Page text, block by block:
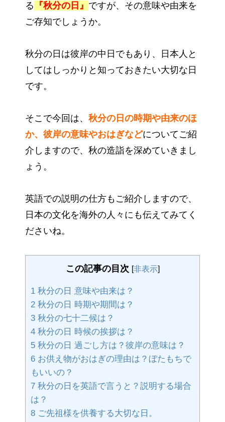
る 『秋分の日』 ですが、その意味や由来を
ご存知でしょうか。
秋分の日は彼岸の中日でもあり、日本人と
してはしっかりと知っておきたい大切な日
です。
そこで今回は、 秋分の日の時期や由来のほ
か、彼岸の意味やおはぎなどについてご紹
介しますので、秋の造詣を深めていきまし
ょう。
英語での説明の仕方もご紹介しますので、
日本の文化を海外の人々にも伝えてみてく
ださいね。
この記事の目次 [非表示]
1 秋分の日 意味や由来は？
2 秋分の日 時期や期間は？
3 秋分の七十二候は？
4 秋分の日 時候の挨拶は？
5 秋分の日 過ごし方は？彼岸の意味は？
6 お供え物がおはぎの理由は？ぼたもちで
もいいの？
7 秋分の日を英語で言うと？説明する場合
は？
8 ご先祖様を供養する大切な日。